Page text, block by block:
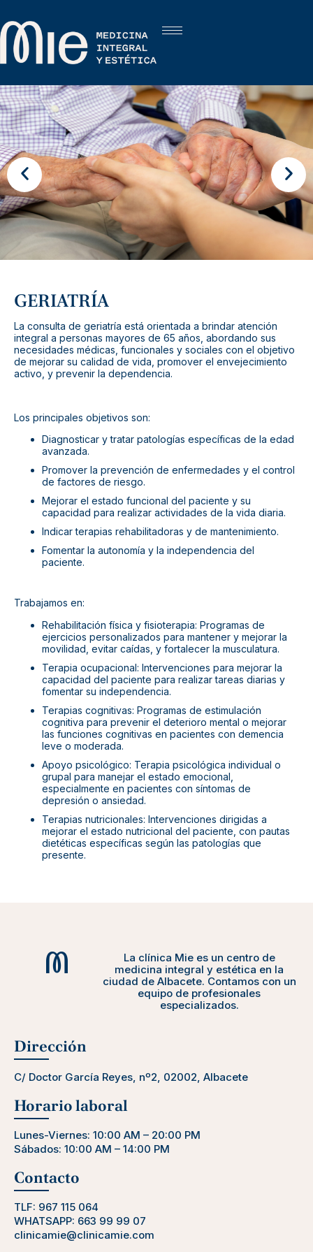
GERIATRÍA
La consulta de geriatría está orientada a brindar atención
integral a personas mayores de 65 años, abordando sus
necesidades médicas, funcionales y sociales con el objetivo
de mejorar su calidad de vida, promover el envejecimiento
activo, y prevenir la dependencia.
Los principales objetivos son:
Diagnosticar y tratar patologías específicas de la edad
avanzada.
Promover la prevención de enfermedades y el control
de factores de riesgo.
Mejorar el estado funcional del paciente y su
capacidad para realizar actividades de la vida diaria.
Indicar terapias rehabilitadoras y de mantenimiento.
Fomentar la autonomía y la independencia del
paciente.
Trabajamos en:
Rehabilitación física y fisioterapia: Programas de
ejercicios personalizados para mantener y mejorar la
movilidad, evitar caídas, y fortalecer la musculatura.
Terapia ocupacional: Intervenciones para mejorar la
capacidad del paciente para realizar tareas diarias y
fomentar su independencia.
Terapias cognitivas: Programas de estimulación
cognitiva para prevenir el deterioro mental o mejorar
las funciones cognitivas en pacientes con demencia
leve o moderada.
Apoyo psicológico: Terapia psicológica individual o
grupal para manejar el estado emocional,
especialmente en pacientes con síntomas de
depresión o ansiedad.
Terapias nutricionales: Intervenciones dirigidas a
mejorar el estado nutricional del paciente, con pautas
dietéticas específicas según las patologías que
presente.
La clínica Mie es un centro de
medicina integral y estética en la
ciudad de Albacete. Contamos con un
equipo de profesionales
especializados.
Dirección
C/ Doctor García Reyes, nº2, 02002, Albacete
Horario laboral
Lunes-Viernes: 10:00 AM – 20:00 PM
Sábados: 10:00 AM – 14:00 PM
Contacto
TLF: 967 115 064
WHATSAPP: 663 99 99 07
clinicamie@clinicamie.com